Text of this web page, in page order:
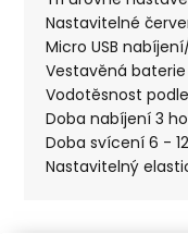
Nastavitelné
Micro USB
Vestavěná baterie
Vodotěsnost
Doba nabíjení 3
Doba svícení 6 -
Nastavitelný